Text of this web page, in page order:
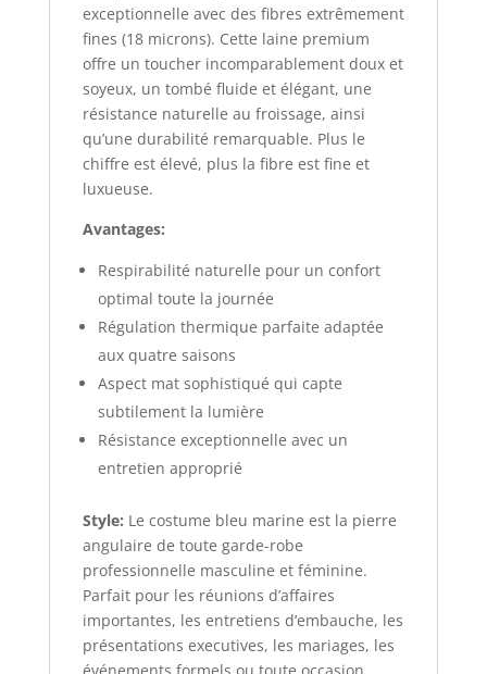
exceptionnelle avec des fibres extrêmement
fines (18 microns). Cette laine premium
offre un toucher incomparablement doux et
soyeux, un tombé fluide et élégant, une
résistance naturelle au froissage, ainsi
qu’une durabilité remarquable. Plus le
chiffre est élevé, plus la fibre est fine et
luxueuse.
Avantages:
Respirabilité naturelle pour un confort
optimal toute la journée
Régulation thermique parfaite adaptée
aux quatre saisons
Aspect mat sophistiqué qui capte
subtilement la lumière
Résistance exceptionnelle avec un
entretien approprié
Style: Le costume bleu marine est la pierre
angulaire de toute garde-robe
professionnelle masculine et féminine.
Parfait pour les réunions d’affaires
importantes, les entretiens d’embauche, les
présentations executives, les mariages, les
événements formels ou toute occasion